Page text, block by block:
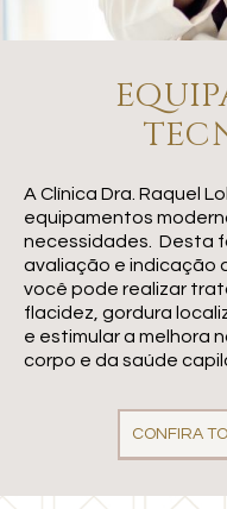
A Clínica Dra. Raquel
equipamentos
necessidades. Desta
avaliação e indicação
você pode realizar
flacidez, gordura
e estimular a melhora
corpo e da saúde
CONFIRA